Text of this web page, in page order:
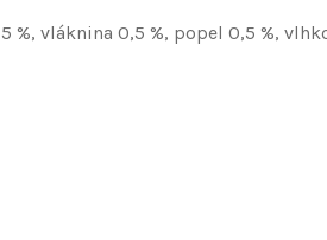
%, vláknina 0,5 %, popel 0,5 %,